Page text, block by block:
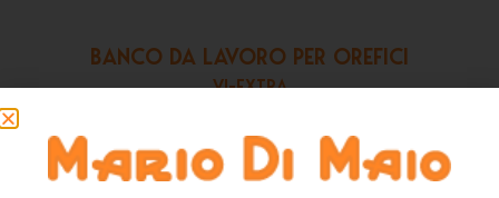
BANCO DA LAVORO PER OREFICI
VI-EXTRA
Struttura in legno rivestito in olmo, piano di lavoro con
rivestimento in acciaio inox, non a specchio con bordo